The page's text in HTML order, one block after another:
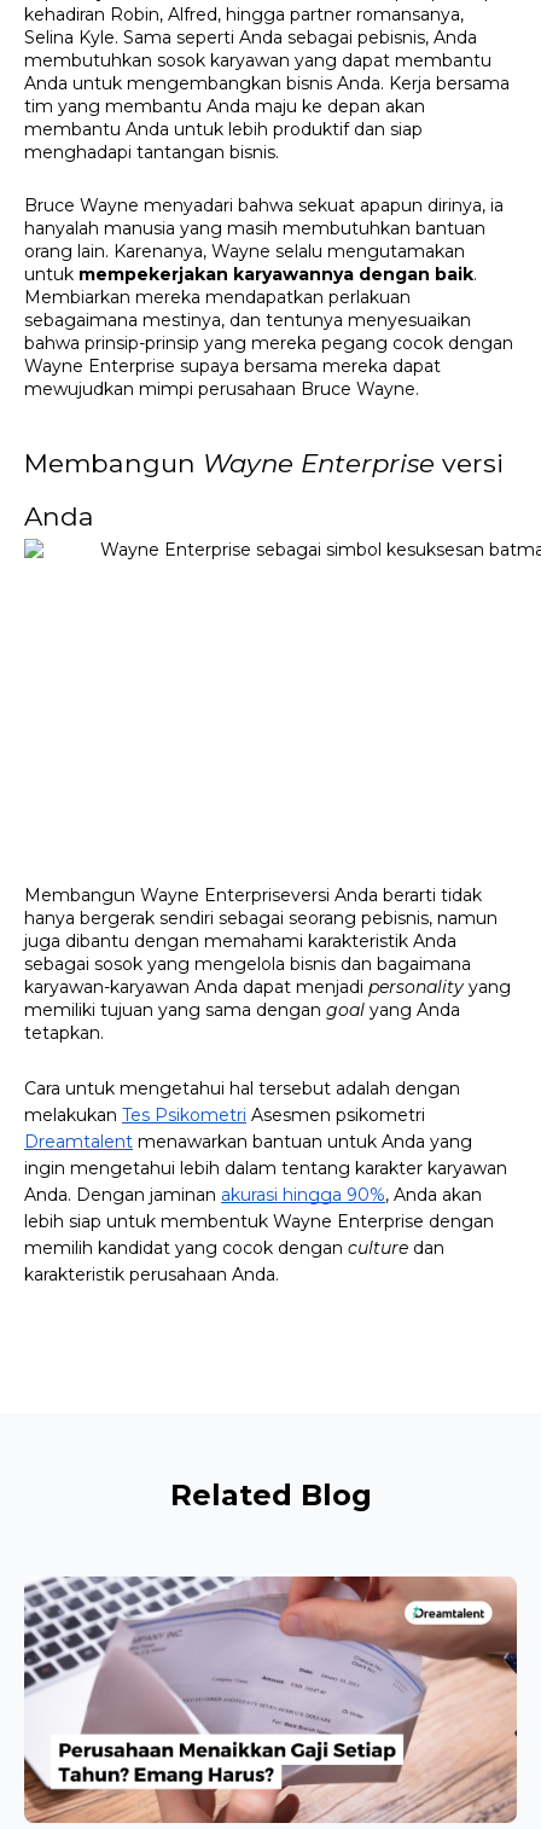
kehadiran Robin, Alfred, hingga partner romansanya,
Selina Kyle. Sama seperti Anda sebagai pebisnis, Anda
membutuhkan sosok karyawan yang dapat membantu
Anda untuk mengembangkan bisnis Anda. Kerja bersama
tim yang membantu Anda maju ke depan akan
membantu Anda untuk lebih produktif dan siap
menghadapi tantangan bisnis.
Bruce Wayne menyadari bahwa sekuat apapun dirinya, ia
hanyalah manusia yang masih membutuhkan bantuan
orang lain. Karenanya, Wayne selalu mengutamakan
untuk mempekerjakan karyawannya dengan baik.
Membiarkan mereka mendapatkan perlakuan
sebagaimana mestinya, dan tentunya menyesuaikan
bahwa prinsip-prinsip yang mereka pegang cocok dengan
Wayne Enterprise supaya bersama mereka dapat
mewujudkan mimpi perusahaan Bruce Wayne.
Membangun Wayne Enterprise versi
Anda
Membangun Wayne Enterpriseversi Anda berarti tidak
hanya bergerak sendiri sebagai seorang pebisnis, namun
juga dibantu dengan memahami karakteristik Anda
sebagai sosok yang mengelola bisnis dan bagaimana
karyawan-karyawan Anda dapat menjadi personality yang
memiliki tujuan yang sama dengan goal yang Anda
tetapkan.
Cara untuk mengetahui hal tersebut adalah dengan
melakukan Tes Psikometri
Dreamtalent menawarkan bantuan untuk Anda yang
ingin mengetahui lebih dalam tentang karakter karyawan
Anda. Dengan jaminan akurasi hingga 90%, Anda akan
lebih siap untuk membentuk Wayne Enterprise dengan
memilih kandidat yang cocok dengan culture dan
karakteristik perusahaan Anda.
Related Blog